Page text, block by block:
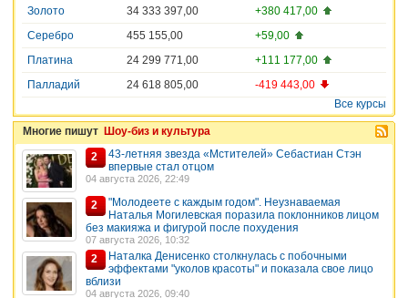
Золото
34 333 397,00
+380 417,00
Серебро
455 155,00
+59,00
Платина
24 299 771,00
+111 177,00
Палладий
24 618 805,00
-419 443,00
Все курсы
Многие пишут Шоу-биз и культура
2
43-летняя звезда «Мстителей» Себастиан Стэн
впервые стал отцом
04 августа 2026, 22:49
2
"Молодеете с каждым годом". Неузнаваемая
Наталья Могилевская поразила поклонников лицом
без макияжа и фигурой после похудения
07 августа 2026, 10:32
2
Наталка Денисенко столкнулась с побочными
эффектами "уколов красоты" и показала свое лицо
вблизи
04 августа 2026, 09:40